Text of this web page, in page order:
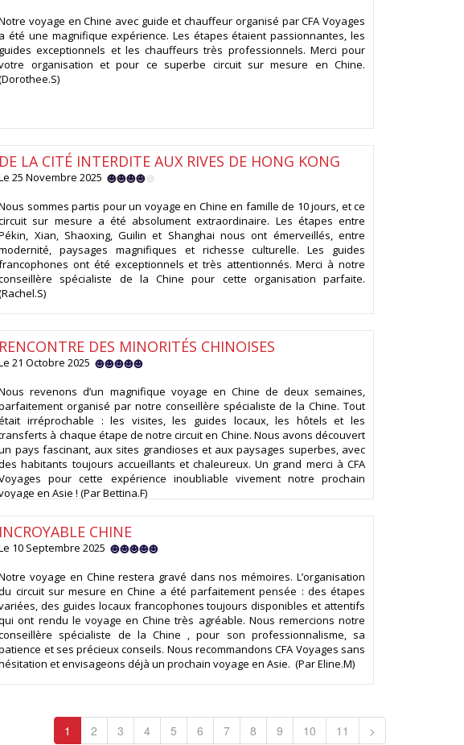
voyage en Chine avec guide et chauffeur organisé par CFA Voyages
a été une magnifique expérience. Les étapes étaient passionnantes, les
guides exceptionnels et les chauffeurs très professionnels. Merci pour
organisation et pour ce superbe circuit sur mesure en Chine.
DE LA CITÉ INTERDITE AUX RIVES DE HONG KONG
25 Novembre 2025
sommes partis pour un voyage en Chine en famille de 10 jours, et ce
sur mesure a été absolument extraordinaire. Les étapes entre
Xian, Shaoxing, Guilin et Shanghai nous ont émerveillés, entre
paysages magnifiques et richesse culturelle. Les guides
ont été exceptionnels et très attentionnés. Merci à notre
spécialiste de la Chine pour cette organisation parfaite.
RENCONTRE DES MINORITÉS CHINOISES
21 Octobre 2025
revenons d’un magnifique voyage en Chine de deux semaines,
organisé par notre conseillère spécialiste de la Chine. Tout
irréprochable : les visites, les guides locaux, les hôtels et les
à chaque étape de notre circuit en Chine. Nous avons découvert
pays fascinant, aux sites grandioses et aux paysages superbes, avec
habitants toujours accueillants et chaleureux. Un grand merci à CFA
pour cette expérience inoubliable vivement notre prochain
en Asie ! (Par Bettina.F)
INCROYABLE CHINE
10 Septembre 2025
voyage en Chine restera gravé dans nos mémoires. L’organisation
circuit sur mesure en Chine a été parfaitement pensée : des étapes
des guides locaux francophones toujours disponibles et attentifs
ont rendu le voyage en Chine très agréable. Nous remercions notre
spécialiste de la Chine , pour son professionnalisme, sa
et ses précieux conseils. Nous recommandons CFA Voyages sans
et envisageons déjà un prochain voyage en Asie. (Par Eline.M)
1 2 3 4 5 6 7 8 9 10 11 >